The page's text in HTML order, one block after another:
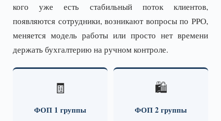
кого уже есть стабильный поток клиентов,
появляются сотрудники, возникают вопросы по РРО,
меняется модель работы или просто нет времени
держать бухгалтерию на ручном контроле.
🧾
ФОП 1 группы
🛍️
ФОП 2 группы